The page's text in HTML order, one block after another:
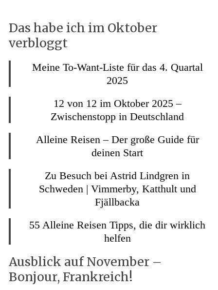
Das habe ich im Oktober
verbloggt
Meine To-Want-Liste für das 4. Quartal
2025
12 von 12 im Oktober 2025 –
Zwischenstopp in Deutschland
Alleine Reisen – Der große Guide für
deinen Start
Zu Besuch bei Astrid Lindgren in
Schweden | Vimmerby, Katthult und
Fjällbacka
55 Alleine Reisen Tipps, die dir wirklich
helfen
Ausblick auf November –
Bonjour, Frankreich!